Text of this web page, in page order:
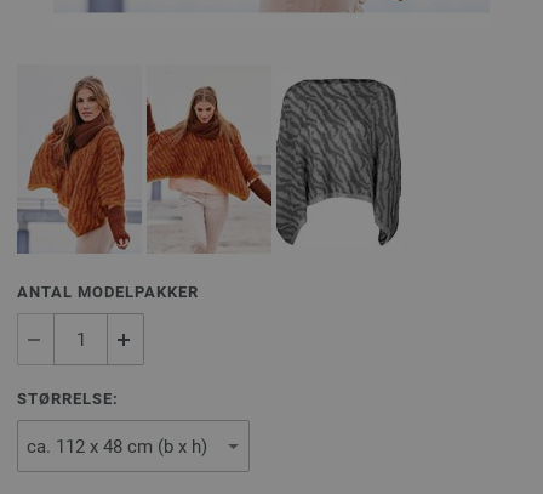
ANTAL MODELPAKKER
STØRRELSE: